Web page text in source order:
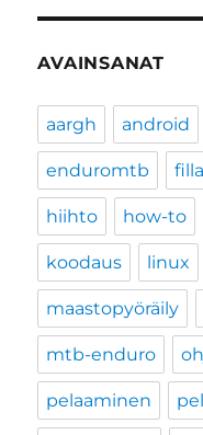
AVAINSANAT
aargh android
enduromtb
hiihto how-to
koodaus linux
maastopyöräily
mtb-enduro
pelaaminen